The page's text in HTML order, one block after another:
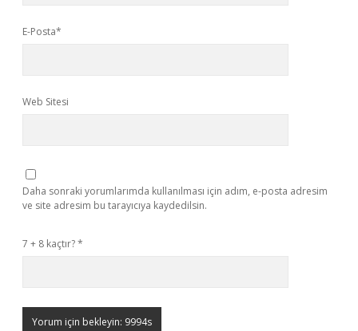
E-Posta*
Web Sitesi
Daha sonraki yorumlarımda kullanılması için adım, e-posta adresim
ve site adresim bu tarayıcıya kaydedilsin.
7 + 8 kaçtır?*